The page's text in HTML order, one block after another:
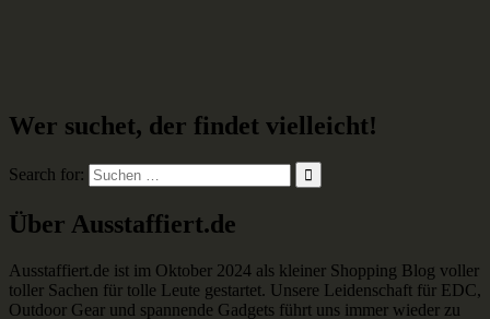
Wer suchet, der findet vielleicht!
Search for:
Über Ausstaffiert.de
Ausstaffiert.de ist im Oktober 2024 als kleiner Shopping Blog voller
toller Sachen für tolle Leute gestartet. Unsere Leidenschaft für EDC,
Outdoor Gear und spannende Gadgets führt uns immer wieder zu